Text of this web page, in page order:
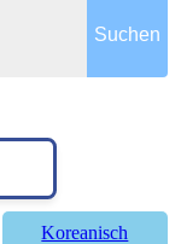
Koreanisch